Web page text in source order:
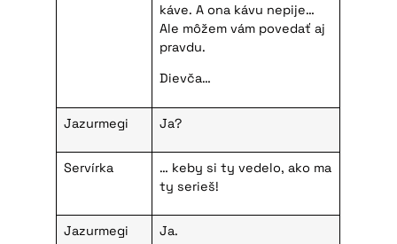
káve. A ona kávu nepije…
Ale môžem vám povedať aj
pravdu.
Dievča…
Jazurmegi Ja?
Servírka
… keby si ty vedelo, ako ma
ty serieš!
Jazurmegi Ja.